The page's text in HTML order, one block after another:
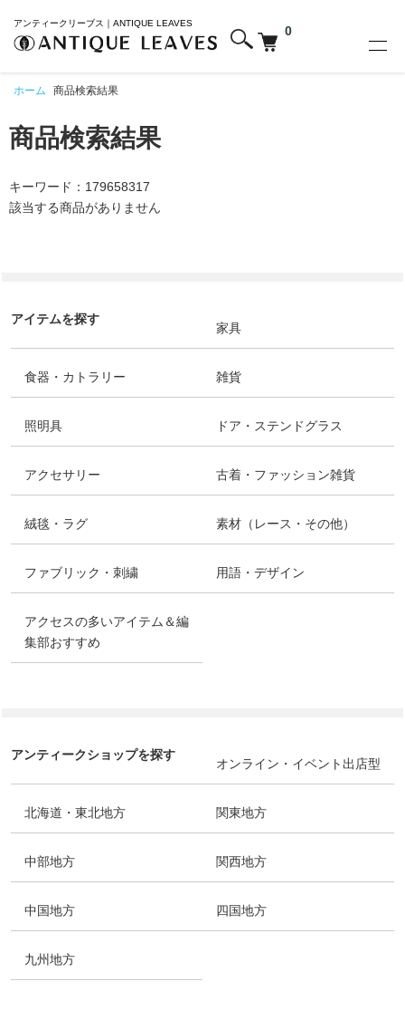
アンティークリーブス｜ANTIQUE LEAVES
0
ホーム 商品検索結果
商品検索結果
キーワード：179658317
該当する商品がありません
アイテムを探す
家具
食器・カトラリー 雑貨
照明具 ドア・ステンドグラス
アクセサリー 古着・ファッション雑貨
絨毯・ラグ 素材（レース・その他）
ファブリック・刺繍 用語・デザイン
アクセスの多いアイテム＆編
集部おすすめ
アンティークショップを探す
オンライン・イベント出店型
北海道・東北地方 関東地方
中部地方 関西地方
中国地方 四国地方
九州地方